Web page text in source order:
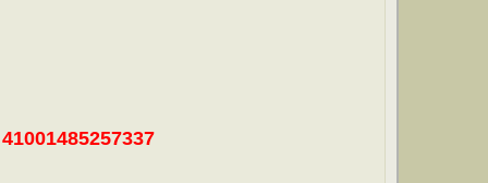
41001485257337